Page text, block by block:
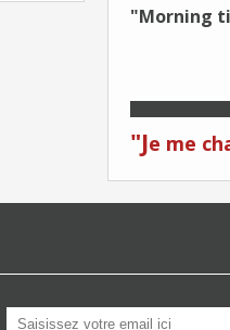
"Morning
"Je me charge de dire